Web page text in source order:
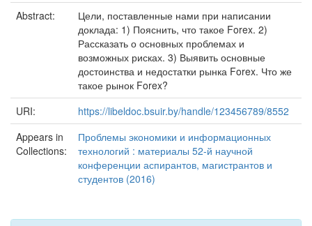
Abstract:
Цели, поставленные нами при написании
доклада: 1) Пояснить, что такое Forex. 2)
Рассказать о основных проблемах и
возможных рисках. 3) Выявить основные
достоинства и недостатки рынка Forex. Что же
такое рынок Forex?
URI:
https://libeldoc.bsuir.by/handle/123456789/8552
Appears in
Collections:
Проблемы экономики и информационных
технологий : материалы 52-й научной
конференции аспирантов, магистрантов и
студентов (2016)